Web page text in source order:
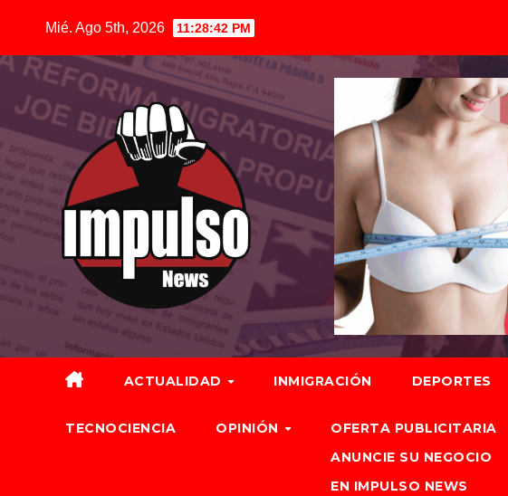
contenido
Mié. Ago 5th, 2026 11:28:44 PM
ACTUALIDAD INMIGRACIÓN DEPORTES
TECNOCIENCIA OPINIÓN
OFERTA PUBLICITARIA
ANUNCIE SU NEGOCIO
EN IMPULSO NEWS